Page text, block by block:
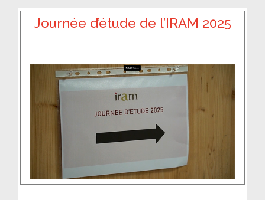
Journée d’étude de l’IRAM 2025